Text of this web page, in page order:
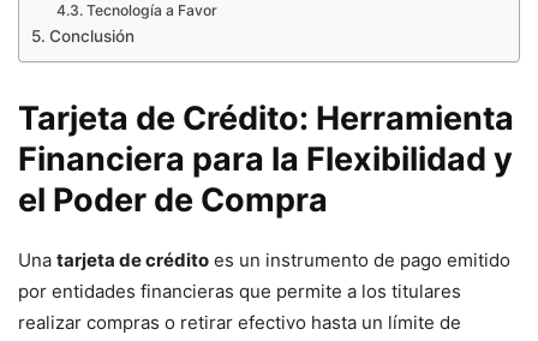
Tecnología a Favor
Conclusión
Tarjeta de Crédito: Herramienta
Financiera para la Flexibilidad y
el Poder de Compra
Una tarjeta de crédito es un instrumento de pago emitido
por entidades financieras que permite a los titulares
realizar compras o retirar efectivo hasta un límite de